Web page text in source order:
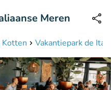
Disponible jusqu'à 23:00 heures
Vakantiepark de
Meren